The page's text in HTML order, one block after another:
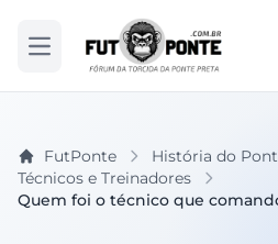
Abrir menu
FutPonte
História do
Técnicos e Treinadores
Quem foi o técnico que